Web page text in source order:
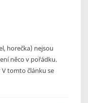
horečka) nejsou
něco v pořádku.
tomto článku se